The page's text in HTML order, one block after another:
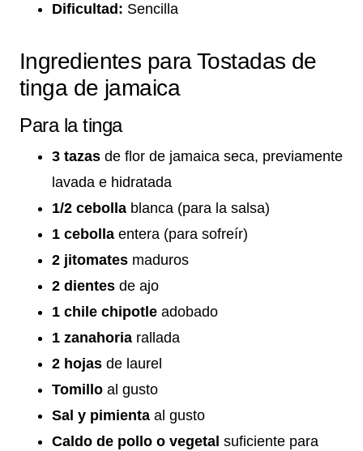
Dificultad: Sencilla
Ingredientes para Tostadas de
tinga de jamaica
Para la tinga
3 tazas de flor de jamaica seca, previamente
lavada e hidratada
1/2 cebolla blanca (para la salsa)
1 cebolla entera (para sofreír)
2 jitomates maduros
2 dientes de ajo
1 chile chipotle adobado
1 zanahoria rallada
2 hojas de laurel
Tomillo al gusto
Sal y pimienta al gusto
Caldo de pollo o vegetal suficiente para